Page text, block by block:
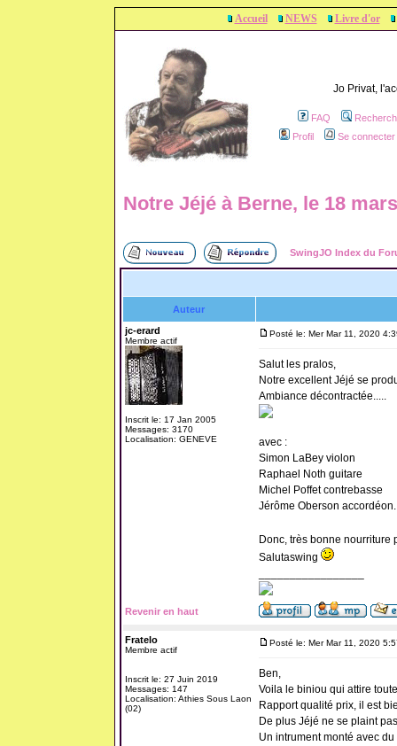
Accueil NEWS Livre d'or
Jo Privat,
FAQ
Profil
Se
Notre Jéjé à Berne, le 18
SwingJO Index du
Auteur
jc-erard
Membre actif
Inscrit le: 17 Jan 2005
Messages: 3170
Localisation: GENEVE
Posté le: Mer Mar 11, 2020
Salut les pralos,
Notre excellent Jéjé se
Ambiance décontractée.....
avec :
Simon LaBey violon
Raphael Noth guitare
Michel Poffet contrebasse
Jérôme Oberson accordéon.
Donc, très bonne
Salutaswing
Revenir en haut
Fratelo
Membre actif
Inscrit le: 27 Juin 2019
Messages: 147
Localisation: Athies Sous Laon
(02)
Posté le: Mer Mar 11, 2020
Ben,
Voila le biniou qui attire
Rapport qualité prix, il est
De plus Jéjé ne se plaint
Un intrument monté avec